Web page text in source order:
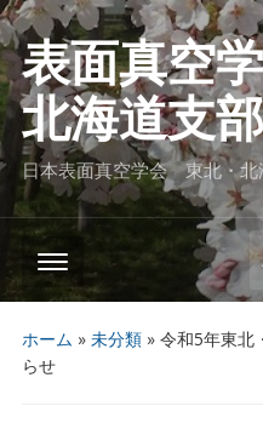
表面真空
北海道支部
日本表面真空学会 東北・北
ホーム » 未分類» 令和5年東北
らせ